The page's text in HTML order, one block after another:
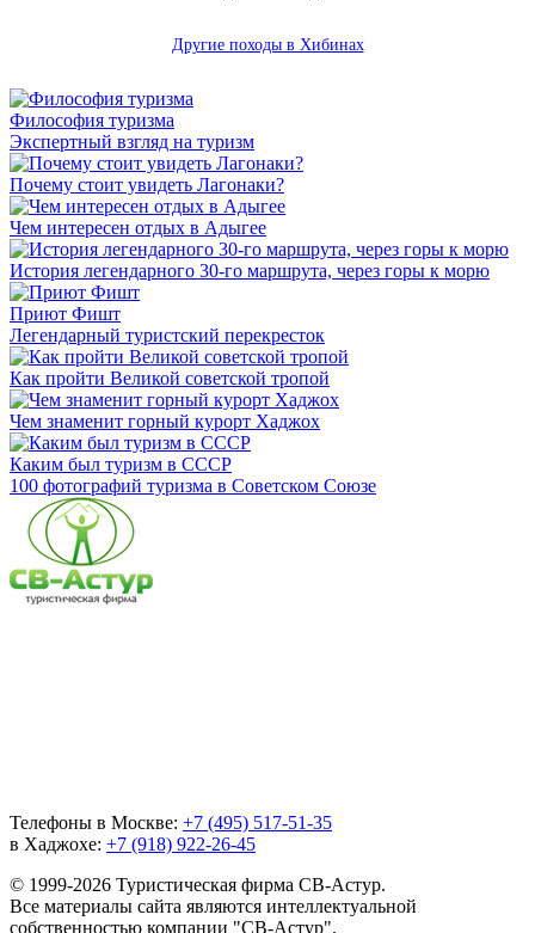
Другие походы в Хибинах
Философия туризма
Экспертный взгляд на туризм
Почему стоит увидеть Лагонаки?
Чем интересен отдых в Адыгее
История легендарного 30-го маршрута, через горы к морю
Приют Фишт
Легендарный туристский перекресток
Как пройти Великой советской тропой
Чем знаменит горный курорт Хаджох
Каким был туризм в СССР
100 фотографий туризма в Советском Союзе
Телефоны в Москве: +7 (495) 517-51-35
в Хаджохе: +7 (918) 922-26-45
© 1999-2026 Туристическая фирма СВ-Астур.
Все материалы сайта являются интеллектуальной
собственностью компании "СВ-Астур".